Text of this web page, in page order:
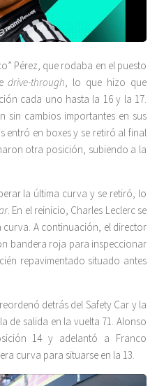
Pérez, que rodaba en el puesto
drive-through, lo que hizo que
cada uno hasta la 16 y la 17.
sin cambios importantes en sus
entró en boxes y se retiró al final
otra posición, subiendo a la
la última curva y se retiró, lo
. En el reinicio, Charles Leclerc se
curva. A continuación, el director
bandera roja para inspeccionar
repavimentado situado antes
detrás del Safety Car y la
de salida en la vuelta 71. Alonso
14 y adelantó a Franco
curva para situarse en la 13.